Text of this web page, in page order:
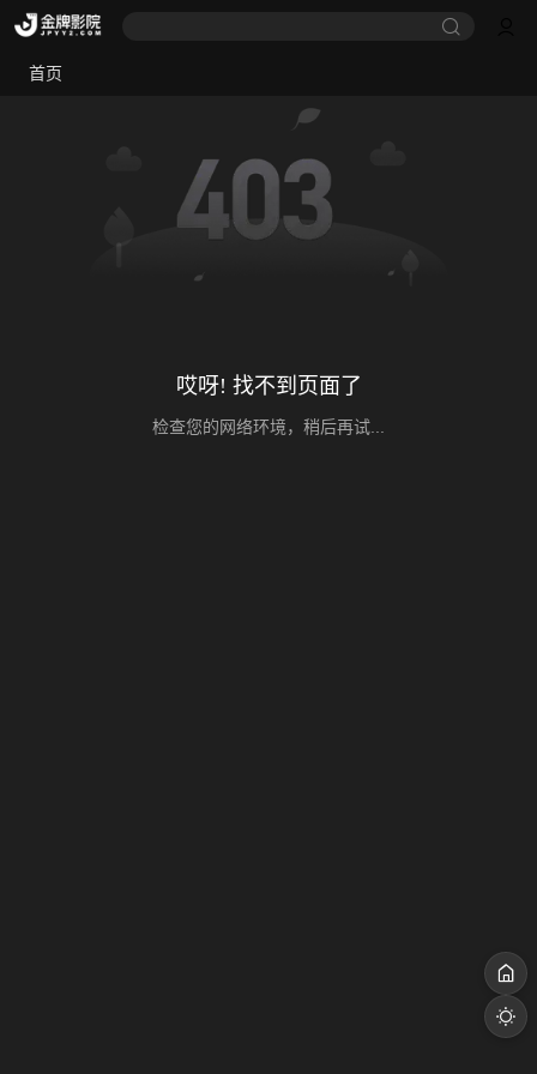
首页
哎呀! 找不到页面了
检查您的网络环境，稍后再试...